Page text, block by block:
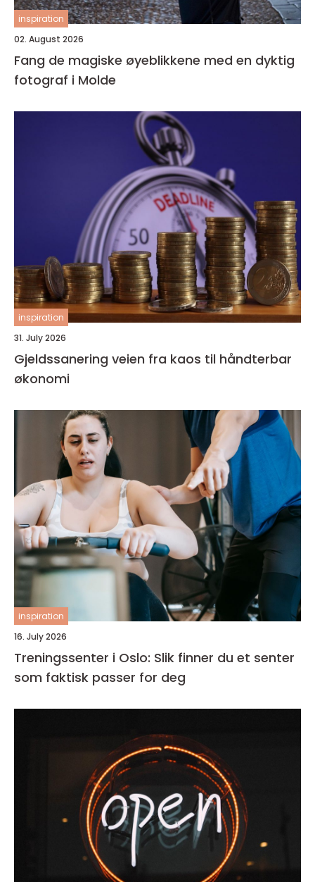
inspiration
02. August 2026
Fang de magiske øyeblikkene med en dyktig
fotograf i Molde
inspiration
31. July 2026
Gjeldssanering veien fra kaos til håndterbar
økonomi
inspiration
16. July 2026
Treningssenter i Oslo: Slik finner du et senter
som faktisk passer for deg